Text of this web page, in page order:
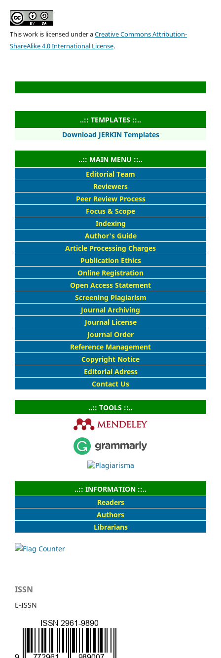
This work is licensed under aCreative Commons Attribution-
ShareAlike 4.0 International License.
..:: TEMPLATES ::..
Download JERKIN Templates
..:: MAIN MENU ::..
Editorial Team
Reviewers
Peer Review Process
Focus & Scope
Indexing
Author's Guide
Article Processing Charges
Publication Ethics
Online Registration
Open Access Statement
Screening Plagiarism
Journal Archiving
Journal License
Journal Order
Reference Management
Copyright Notice
Editorial Adress
Contact Us
..:: TOOLS ::..
..:: INFORMATION ::..
Readers
Authors
Librarians
ISSN
E-ISSN